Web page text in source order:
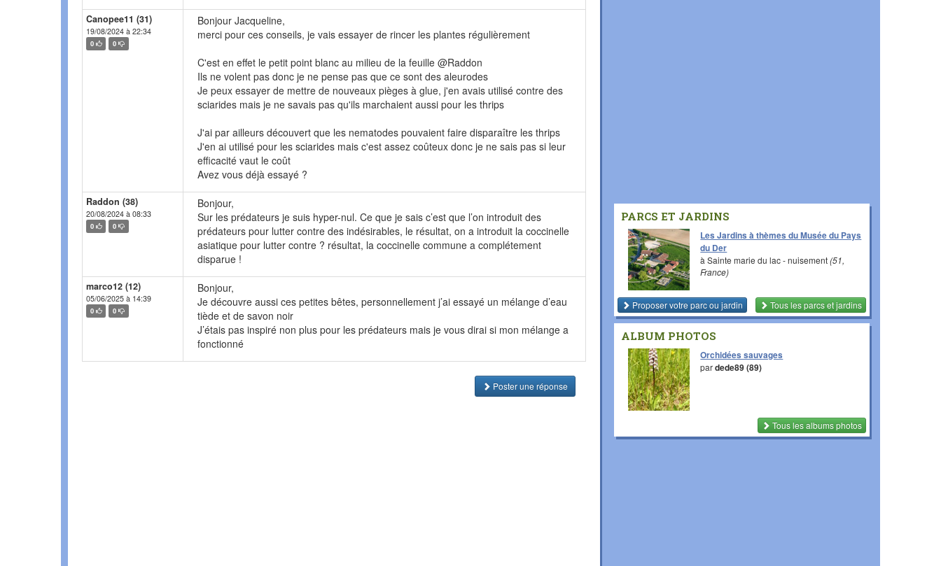
Canopee11 (31)
19/08/2024 à 22:34
0 0
Bonjour Jacqueline,
merci pour ces conseils, je vais essayer de rincer les plantes régulièrement
C'est en effet le petit point blanc au milieu de la feuille @Raddon
Ils ne volent pas donc je ne pense pas que ce sont des aleurodes
Je peux essayer de mettre de nouveaux pièges à glue, j'en avais utilisé contre des
sciarides mais je ne savais pas qu'ils marchaient aussi pour les thrips
J'ai par ailleurs découvert que les nematodes pouvaient faire disparaître les thrips
J'en ai utilisé pour les sciarides mais c'est assez coûteux donc je ne sais pas si leur
efficacité vaut le coût
Avez vous déjà essayé ?
Raddon (38)
20/08/2024 à 08:33
0 0
Bonjour,
Sur les prédateurs je suis hyper-nul. Ce que je sais c’est que l’on introduit des
prédateurs pour lutter contre des indésirables, le résultat, on a introduit la coccinelle
asiatique pour lutter contre ? résultat, la coccinelle commune a complétement
disparue !
marco12 (12)
05/06/2025 à 14:39
0 0
Bonjour,
Je découvre aussi ces petites bêtes, personnellement j’ai essayé un mélange d’eau
tiède et de savon noir
J’étais pas inspiré non plus pour les prédateurs mais je vous dirai si mon mélange a
fonctionné
Poster une réponse
PARCS ET JARDINS
Les Jardins à thèmes du Musée du Pays
du Der
à Sainte marie du lac - nuisement(51,
France)
Proposer votre parc ou jardin Tous les parcs et jardins
ALBUM PHOTOS
Orchidées sauvages
pardede89 (89)
Tous les albums photos